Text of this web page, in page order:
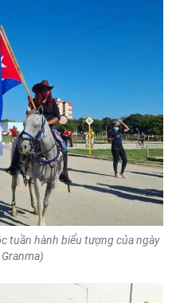
tuần hành biểu tượng của ngày